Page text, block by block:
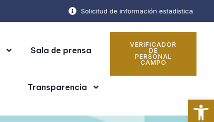
Solicitud de información estadística
Sala de prensa
Transparencia
VERIFICADOR
DE
PERSONAL
CAMPO